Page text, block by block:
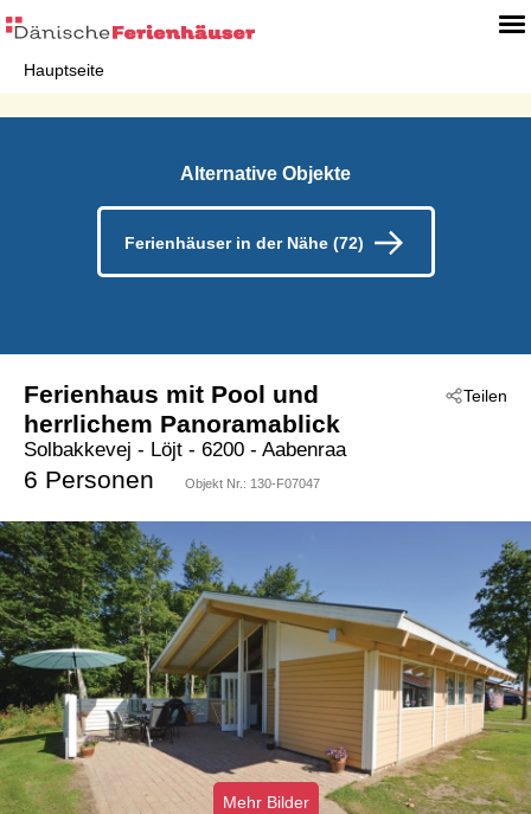
Hauptseite
Alternative Objekte
Ferienhäuser in der Nähe (72)
Teilen
Ferienhaus mit Pool und
herrlichem Panoramablick
Solbakkevej - Löjt - 6200 - Aabenraa
6 Personen Objekt Nr.: 130-F07047
Mehr Bilder